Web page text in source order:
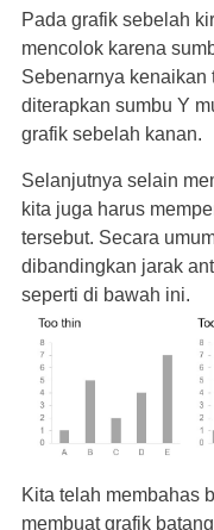
Pada grafik sebelah
mencolok karena
Sebenarnya
diterapkan sumbu Y
grafik sebelah kanan.
Selanjutnya selain
kita juga harus
tersebut. Secara
dibandingkan jarak
seperti di bawah ini.
Kita telah membahas
membuat grafik